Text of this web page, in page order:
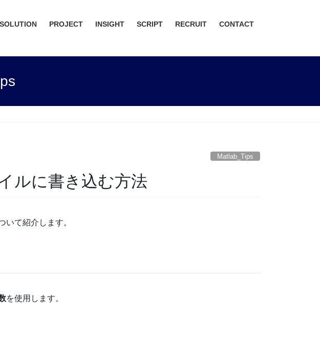
SOLUTION PROJECT INSIGHT SCRIPT RECRUIT CONTACT
Matlab_Tips
ルに書き込む方法
いて紹介します。
を使用します。